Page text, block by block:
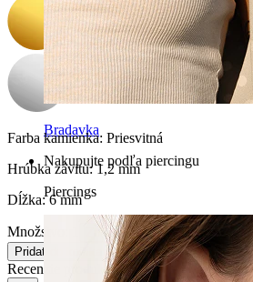
Bradavka
Nakupujte podľa piercingu
Piercings
Farba kamienka: Priesvitná
Hrúbka závitu:1,2 mm
Dĺžka:6 mm
Množstvo: 1
Zmeniť
Pridať do košíka
Recenzie produktu